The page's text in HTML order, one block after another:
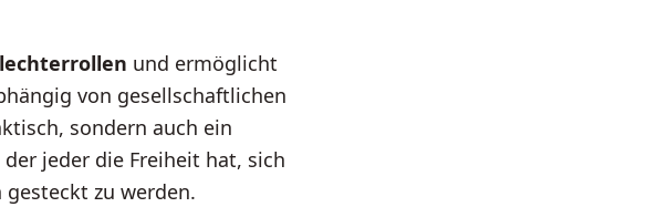
und ermöglicht
von gesellschaftlichen
sondern auch ein
jeder die Freiheit hat, sich
zu werden.